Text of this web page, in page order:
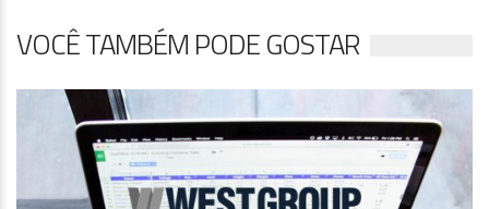
VOCÊ TAMBÉM PODE GOSTAR